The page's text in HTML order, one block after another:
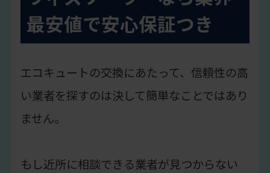
最安値で安心保証つき
エコキュートの交換にあたって、信頼性の高
い業者を探すのは決して簡単なことではあり
ません。
もし近所に相談できる業者が見つからない